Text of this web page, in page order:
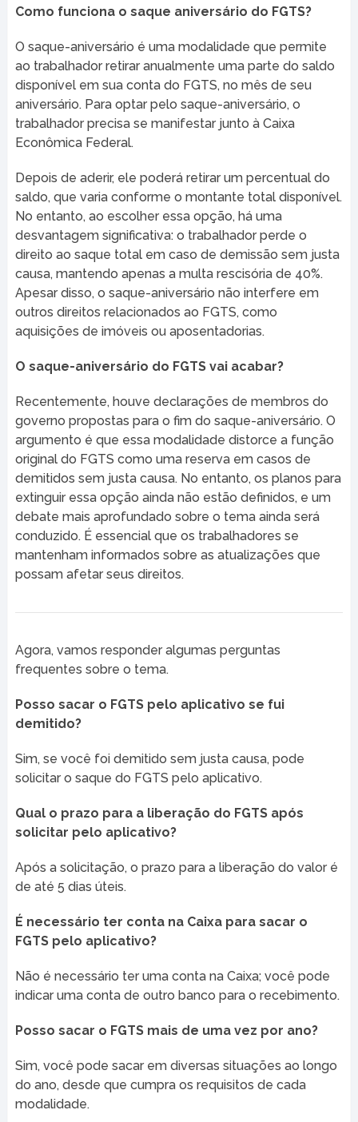
Como funciona o saque aniversário do FGTS?
O saque-aniversário é uma modalidade que permite
ao trabalhador retirar anualmente uma parte do saldo
disponível em sua conta do FGTS, no mês de seu
aniversário. Para optar pelo saque-aniversário, o
trabalhador precisa se manifestar junto à Caixa
Econômica Federal.
Depois de aderir, ele poderá retirar um percentual do
saldo, que varia conforme o montante total disponível.
No entanto, ao escolher essa opção, há uma
desvantagem significativa: o trabalhador perde o
direito ao saque total em caso de demissão sem justa
causa, mantendo apenas a multa rescisória de 40%.
Apesar disso, o saque-aniversário não interfere em
outros direitos relacionados ao FGTS, como
aquisições de imóveis ou aposentadorias.
O saque-aniversário do FGTS vai acabar?
Recentemente, houve declarações de membros do
governo propostas para o fim do saque-aniversário. O
argumento é que essa modalidade distorce a função
original do FGTS como uma reserva em casos de
demitidos sem justa causa. No entanto, os planos para
extinguir essa opção ainda não estão definidos, e um
debate mais aprofundado sobre o tema ainda será
conduzido. É essencial que os trabalhadores se
mantenham informados sobre as atualizações que
possam afetar seus direitos.
Agora, vamos responder algumas perguntas
frequentes sobre o tema.
Posso sacar o FGTS pelo aplicativo se fui
demitido?
Sim, se você foi demitido sem justa causa, pode
solicitar o saque do FGTS pelo aplicativo.
Qual o prazo para a liberação do FGTS após
solicitar pelo aplicativo?
Após a solicitação, o prazo para a liberação do valor é
de até 5 dias úteis.
É necessário ter conta na Caixa para sacar o
FGTS pelo aplicativo?
Não é necessário ter uma conta na Caixa; você pode
indicar uma conta de outro banco para o recebimento.
Posso sacar o FGTS mais de uma vez por ano?
Sim, você pode sacar em diversas situações ao longo
do ano, desde que cumpra os requisitos de cada
modalidade.